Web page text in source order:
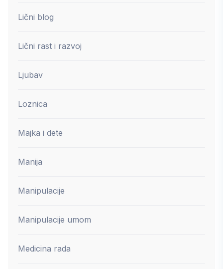
Lični blog
Lični rast i razvoj
Ljubav
Loznica
Majka i dete
Manija
Manipulacije
Manipulacije umom
Medicina rada